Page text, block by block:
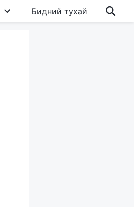
Бидний тухай